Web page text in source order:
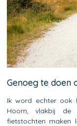
Genoeg te doen
Ik word echter ook
Hoorn, vlakbij
fietstochten maken